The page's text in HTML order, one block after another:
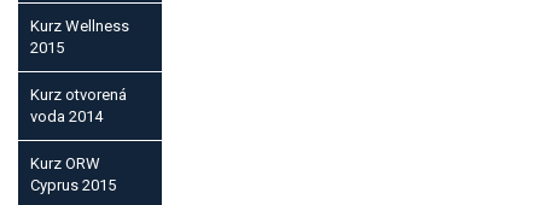
Kurz Wellness
2015
Kurz otvorená
voda 2014
Kurz ORW
Cyprus 2015